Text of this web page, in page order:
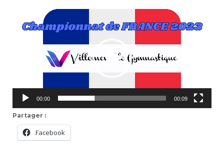
vidéo
00:00 00:09
Partager :
Facebook